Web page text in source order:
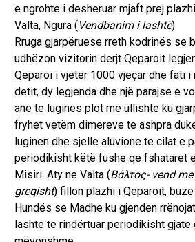
e ngrohte i desheruar mjaft prej
Valta, Ngura (Vendbanim i lashtë)
Rruga gjarpëruese rreth kodrinës se
udhëzon vizitorin derjt Qeparoit
Qeparoi i vjetër 1000 vjeçar dhe fati i
detit, dy legjenda dhe një parajse e
ane te lugines plot me ullishte ku
fryhet vetëm dimereve te ashpra
luginen dhe sjelle aluvione te cilat e
periodikisht këtë fushe qe fshataret
Misiri. Aty ne Valta (Βάλτος- vend
greqisht) fillon plazhi i Qeparoit,
Hundës se Madhe ku gjenden
lashte te rindërtuar periodikisht gjate